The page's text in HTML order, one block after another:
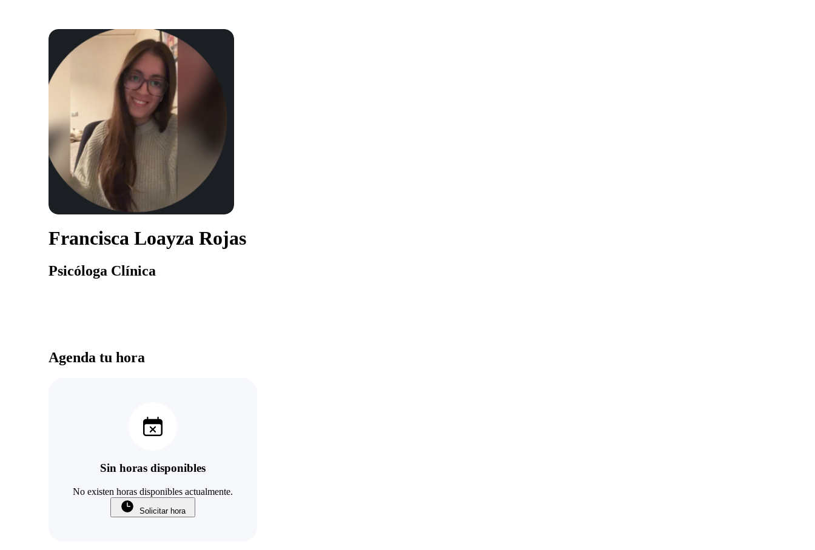
Francisca Loayza Rojas
Psicóloga Clínica
Agenda tu hora
Sin horas disponibles
No existen horas disponibles actualmente.
Solicitar hora